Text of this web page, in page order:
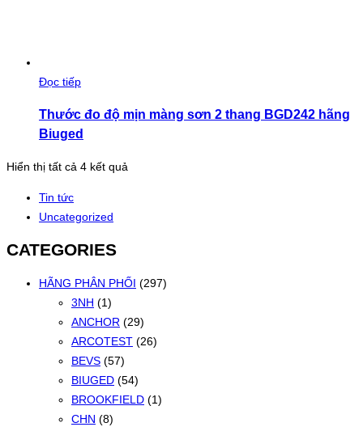
Đọc tiếp
Thước đo độ mịn màng sơn 2 thang BGD242 hãng
Biuged
Hiển thị tất cả 4 kết quả
Tin tức
Uncategorized
CATEGORIES
HÃNG PHÂN PHỐI (297)
3NH (1)
ANCHOR (29)
ARCOTEST (26)
BEVS (57)
BIUGED (54)
BROOKFIELD (1)
CHN (8)